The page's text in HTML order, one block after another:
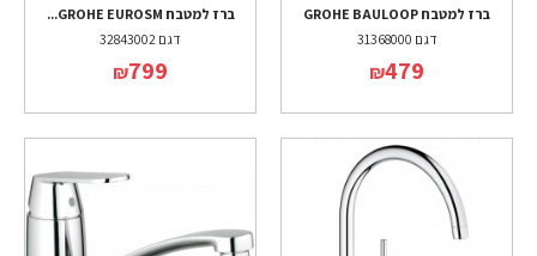
ברז למטבח GROHE BAULOOP
דגם 31368000
₪479
ברז למטבח GROHE EUROSM...
דגם 32843002
₪799